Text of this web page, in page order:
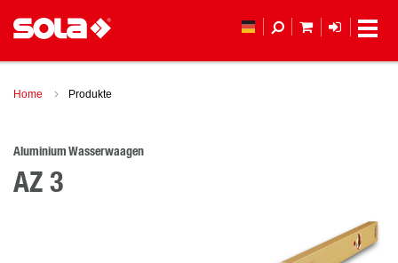
Home Produkte
Aluminium Wasserwaagen
AZ 3
MEIN